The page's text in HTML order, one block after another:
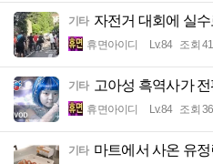
기타 자전거 대회에 실
휴면아이디 Lv.84 조회
기타 고아성 흑역사가
휴면아이디 Lv.84 조회
기타 마트에서 사온 유